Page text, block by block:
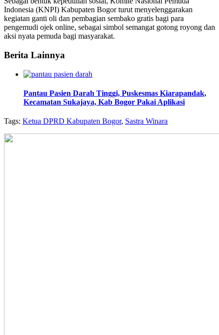
Indonesia (KNPI) Kabupaten Bogor turut menyelenggarakan
kegiatan ganti oli dan pembagian sembako gratis bagi para
pengemudi ojek online, sebagai simbol semangat gotong royong dan
aksi nyata pemuda bagi masyarakat.
Berita Lainnya
Pantau Pasien Darah Tinggi, Puskesmas Kiarapandak,
Kecamatan Sukajaya, Kab Bogor Pakai Aplikasi
Tags: Ketua DPRD Kabupaten Bogor, Sastra Winara